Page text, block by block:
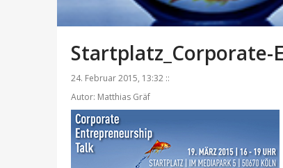
Startplatz_Corporate-
24. Februar 2015, 13:32 ::
Autor: Matthias Gräf